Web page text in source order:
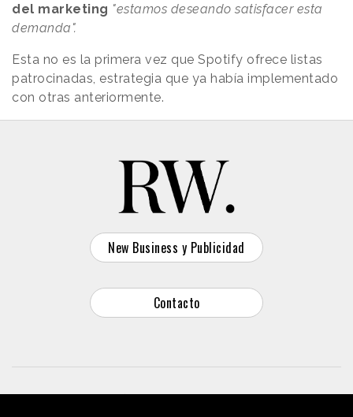
del marketing "estamos deseando satisfacer esta
demanda".
Esta no es la primera vez que Spotify ofrece listas
patrocinadas, estrategia que ya había implementado
con otras anteriormente.
New Business y Publicidad
Contacto
© 2026 Reason Why